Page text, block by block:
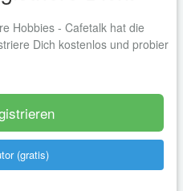
Hobbies - Cafetalk hat die
Dich kostenlos und probier
(gratis)